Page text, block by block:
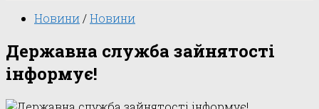
Новини /Новини
Державна служба зайнятості
інформує!